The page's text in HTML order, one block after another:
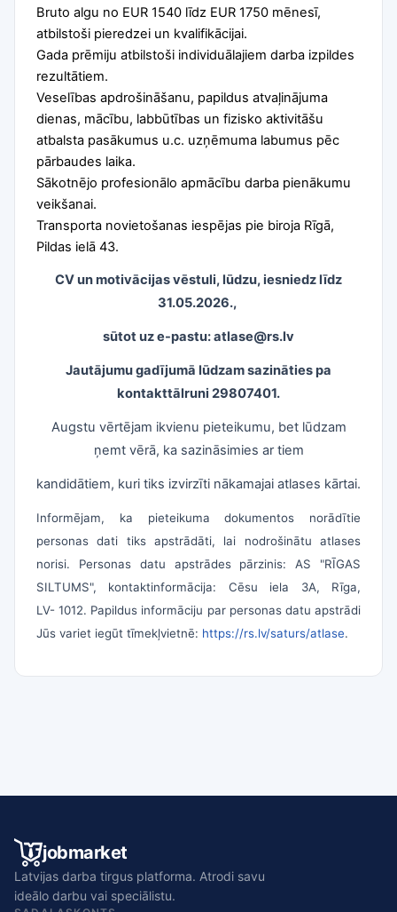
Bruto algu no EUR 1540 līdz EUR 1750 mēnesī,
atbilstoši pieredzei un kvalifikācijai.
Gada prēmiju atbilstoši individuālajiem darba izpildes
rezultātiem.
Veselības apdrošināšanu, papildus atvaļinājuma
dienas, mācību, labbūtības un fizisko aktivitāšu
atbalsta pasākumus u.c. uzņēmuma labumus pēc
pārbaudes laika.
Sākotnējo profesionālo apmācību darba pienākumu
veikšanai.
Transporta novietošanas iespējas pie biroja Rīgā,
Pildas ielā 43.
CV un motivācijas vēstuli, lūdzu, iesniedz līdz
31.05.2026.,
sūtot uz e-pastu: atlase@rs.lv
Jautājumu gadījumā lūdzam sazināties pa
kontakttālruni 29807401.
Augstu vērtējam ikvienu pieteikumu, bet lūdzam
ņemt vērā, ka sazināsimies ar tiem
kandidātiem, kuri tiks izvirzīti nākamajai atlases kārtai.
Informējam, ka pieteikuma dokumentos norādītie
personas dati tiks apstrādāti, lai nodrošinātu atlases
norisi. Personas datu apstrādes pārzinis: AS "RĪGAS
SILTUMS", kontaktinformācija: Cēsu iela 3A, Rīga,
LV- 1012. Papildus informāciju par personas datu apstrādi
Jūs variet iegūt tīmekļvietnē: https://rs.lv/saturs/atlase.
jobmarket
Latvijas darba tirgus platforma. Atrodi savu
ideālo darbu vai speciālistu.